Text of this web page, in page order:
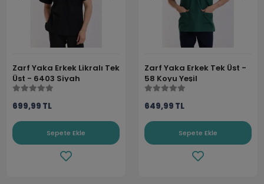
Zarf Yaka Erkek Likralı Tek
Üst - 6403 Siyah
699,99 TL
Sepete Ekle
Zarf Yaka Erkek Tek Üst -
58 Koyu Yeşil
649,99 TL
Sepete Ekle